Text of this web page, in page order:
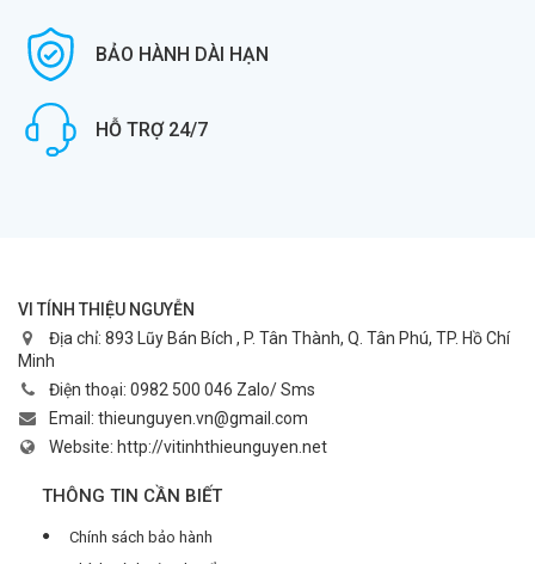
BẢO HÀNH DÀI HẠN
HỖ TRỢ 24/7
VI TÍNH THIỆU NGUYỄN
Địa chỉ: 893 Lũy Bán Bích , P. Tân Thành, Q. Tân Phú, TP. Hồ Chí
Minh
Điện thoại: 0982 500 046 Zalo/ Sms
Email: thieunguyen.vn@gmail.com
Website: http://vitinhthieunguyen.net
THÔNG TIN CẦN BIẾT
Chính sách bảo hành